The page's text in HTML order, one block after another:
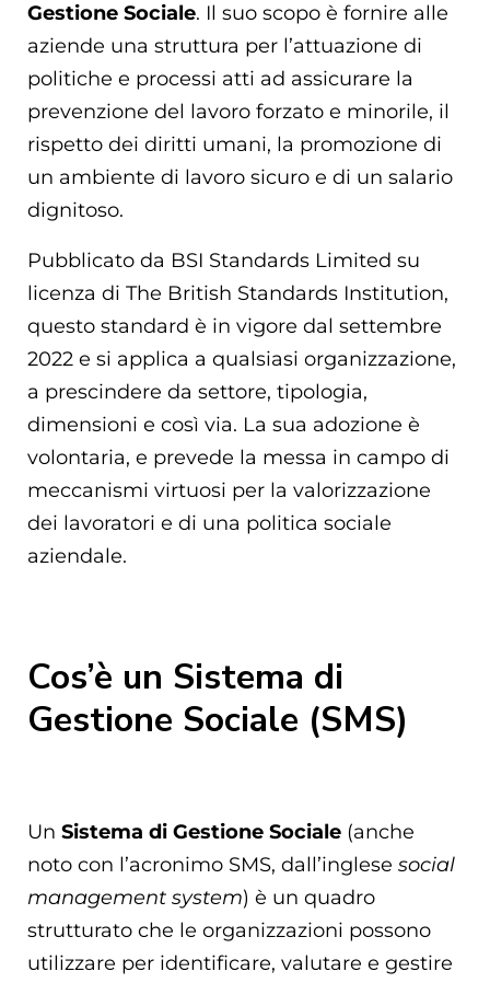
Gestione Sociale. Il suo scopo è fornire alle
aziende una struttura per l’attuazione di
politiche e processi atti ad assicurare la
prevenzione del lavoro forzato e minorile, il
rispetto dei diritti umani, la promozione di
un ambiente di lavoro sicuro e di un salario
dignitoso.
Pubblicato da BSI Standards Limited su
licenza di The British Standards Institution,
questo standard è in vigore dal settembre
2022 e si applica a qualsiasi organizzazione,
a prescindere da settore, tipologia,
dimensioni e così via. La sua adozione è
volontaria, e prevede la messa in campo di
meccanismi virtuosi per la valorizzazione
dei lavoratori e di una politica sociale
aziendale.
Cos’è un Sistema di
Gestione Sociale (SMS)
Un Sistema di Gestione Sociale (anche
noto con l’acronimo SMS, dall’inglese social
management system) è un quadro
strutturato che le organizzazioni possono
utilizzare per identificare, valutare e gestire